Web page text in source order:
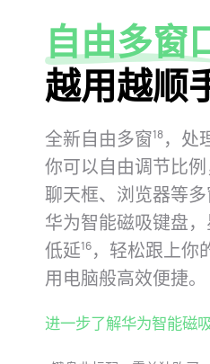
自由多窗
越用越顺
全新自由多窗18，处
你可以自由调节比
聊天框、浏览器等多
华为智能磁吸键盘
低延16，轻松跟上你
用电脑般高效便⁠捷。
进一步了解华为智能磁